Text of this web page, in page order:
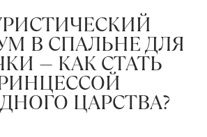
В СПАЛЬНЕ ДЛЯ
— КАК СТАТЬ
ЦАРСТВА?